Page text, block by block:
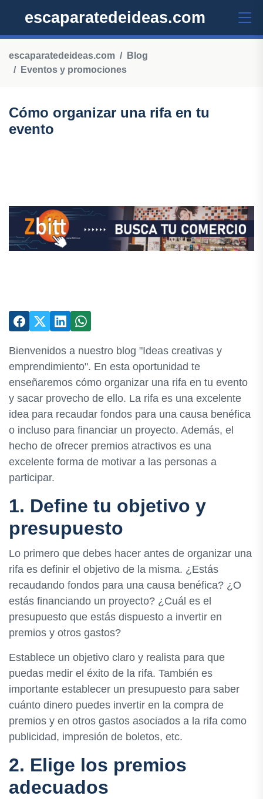
escaparatedeideas.com
escaparatedeideas.com
Blog
Eventos y promociones
Cómo organizar una rifa en tu
evento
Bienvenidos a nuestro blog "Ideas creativas y
emprendimiento". En esta oportunidad te
enseñaremos cómo organizar una rifa en tu evento
y sacar provecho de ello. La rifa es una excelente
idea para recaudar fondos para una causa benéfica
o incluso para financiar un proyecto. Además, el
hecho de ofrecer premios atractivos es una
excelente forma de motivar a las personas a
participar.
1. Define tu objetivo y
presupuesto
Lo primero que debes hacer antes de organizar una
rifa es definir el objetivo de la misma. ¿Estás
recaudando fondos para una causa benéfica? ¿O
estás financiando un proyecto? ¿Cuál es el
presupuesto que estás dispuesto a invertir en
premios y otros gastos?
Establece un objetivo claro y realista para que
puedas medir el éxito de la rifa. También es
importante establecer un presupuesto para saber
cuánto dinero puedes invertir en la compra de
premios y en otros gastos asociados a la rifa como
publicidad, impresión de boletos, etc.
2. Elige los premios
adecuados